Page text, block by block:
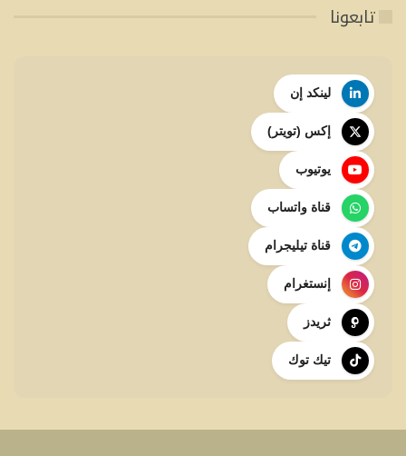
تابعونا
لينكد إن
إكس (تويتر)
يوتيوب
قناة واتساب
قناة تيليجرام
إنستغرام
ثريدز
تيك توك